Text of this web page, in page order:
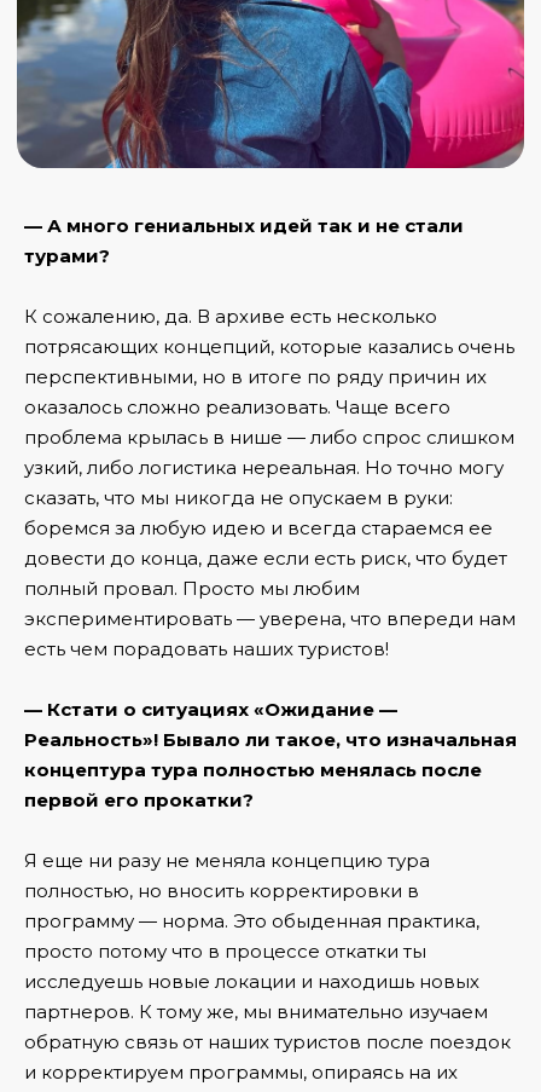
— А много гениальных идей так и не стали
турами?
К сожалению, да. В архиве есть несколько
потрясающих концепций, которые казались очень
перспективными, но в итоге по ряду причин их
оказалось сложно реализовать. Чаще всего
проблема крылась в нише — либо спрос слишком
узкий, либо логистика нереальная. Но точно могу
сказать, что мы никогда не опускаем в руки:
боремся за любую идею и всегда стараемся ее
довести до конца, даже если есть риск, что будет
полный провал. Просто мы любим
экспериментировать — уверена, что впереди нам
есть чем порадовать наших туристов!
— Кстати о ситуациях «Ожидание —
Реальность»! Бывало ли такое, что изначальная
концептура тура полностью менялась после
первой его прокатки?
Я еще ни разу не меняла концепцию тура
полностью, но вносить корректировки в
программу — норма. Это обыденная практика,
просто потому что в процессе откатки ты
исследуешь новые локации и находишь новых
партнеров. К тому же, мы внимательно изучаем
обратную связь от наших туристов после поездок
и корректируем программы, опираясь на их